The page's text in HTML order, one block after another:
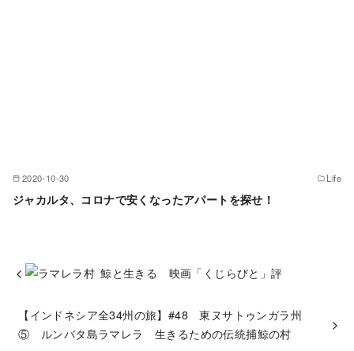
2020-10-30 Life
ジャカルタ、コロナで安くなったアパートを探せ！
鯨と生きる 映画「くじらびと」評
【インドネシア全34州の旅】#48 東ヌサトゥンガラ州
⑤ ルンバタ島ラマレラ 生きるための伝統捕鯨の村